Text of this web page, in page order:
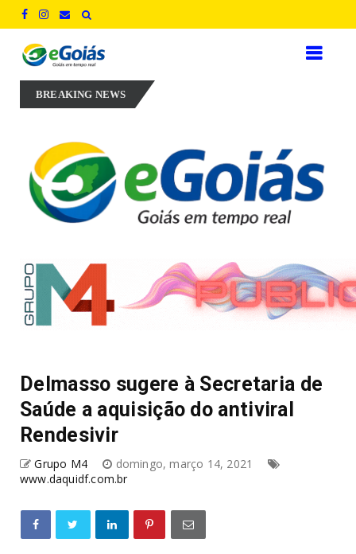
BREAKING NEWS
Perillo aposta em experiência, inovação e geração de
Delmasso sugere à Secretaria de
Saúde a aquisição do antiviral
Rendesivir
Grupo M4
domingo, março 14, 2021
www.daquidf.com.br